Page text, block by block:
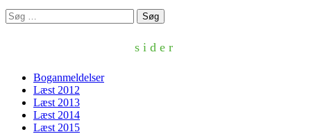
Søg
efter:
sider
Boganmeldelser
Læst 2012
Læst 2013
Læst 2014
Læst 2015